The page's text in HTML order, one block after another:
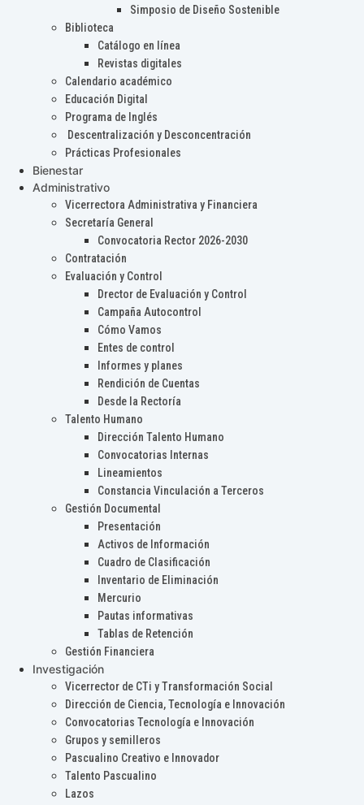
Simposio de Diseño Sostenible
Biblioteca
Catálogo en línea
Revistas digitales
Calendario académico
Educación Digital
Programa de Inglés
Descentralización y Desconcentración
Prácticas Profesionales
Bienestar
Administrativo
Vicerrectora Administrativa y Financiera
Secretaría General
Convocatoria Rector 2026-2030
Contratación
Evaluación y Control
Drector de Evaluación y Control
Campaña Autocontrol
Cómo Vamos
Entes de control
Informes y planes
Rendición de Cuentas
Desde la Rectoría
Talento Humano
Dirección Talento Humano
Convocatorias Internas
Lineamientos
Constancia Vinculación a Terceros
Gestión Documental
Presentación
Activos de Información
Cuadro de Clasificación
Inventario de Eliminación
Mercurio
Pautas informativas
Tablas de Retención
Gestión Financiera
Investigación
Vicerrector de CTi y Transformación Social
Dirección de Ciencia, Tecnología e Innovación
Convocatorias Tecnología e Innovación
Grupos y semilleros
Pascualino Creativo e Innovador
Talento Pascualino
Lazos